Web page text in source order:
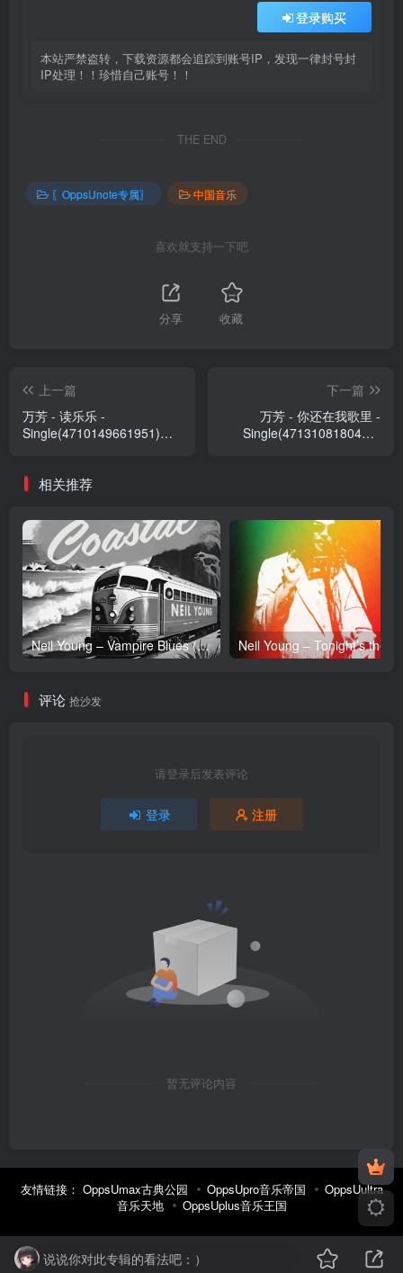
登录购买
本站严禁盗转，下载资源都会追踪到账号IP，发现一律封号封
IP处理！！珍惜自己账号！！
THE END
〖OppsUnote专属〗 中国音乐
喜欢就支持一下吧
分享 收藏
上一篇
万芳 - 读乐乐 -
Single(4710149661951)
下一篇
万芳 - 你还在我歌里 -
Single(4713108180401)
相关推荐
Neil Young – Vampire Blues (Live) – Single(054391239303)【24bit／96.0kHz】土耳其区
评论 抢沙发
请登录后发表评论
登录 注册
暂无评论内容
友情链接： OppsUmax古典公园 OppsUpro音乐帝国
OppsUultra
音乐天地
OppsUplus音乐王国
说说你对此专辑的看法吧：）